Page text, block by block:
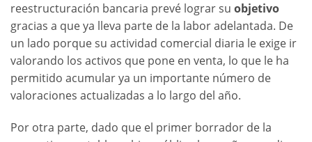
reestructuración bancaria prevé lograr su objetivo
gracias a que ya lleva parte de la labor adelantada. De
un lado porque su actividad comercial diaria le exige ir
valorando los activos que pone en venta, lo que le ha
permitido acumular ya un importante número de
valoraciones actualizadas a lo largo del año.
Por otra parte, dado que el primer borrador de la